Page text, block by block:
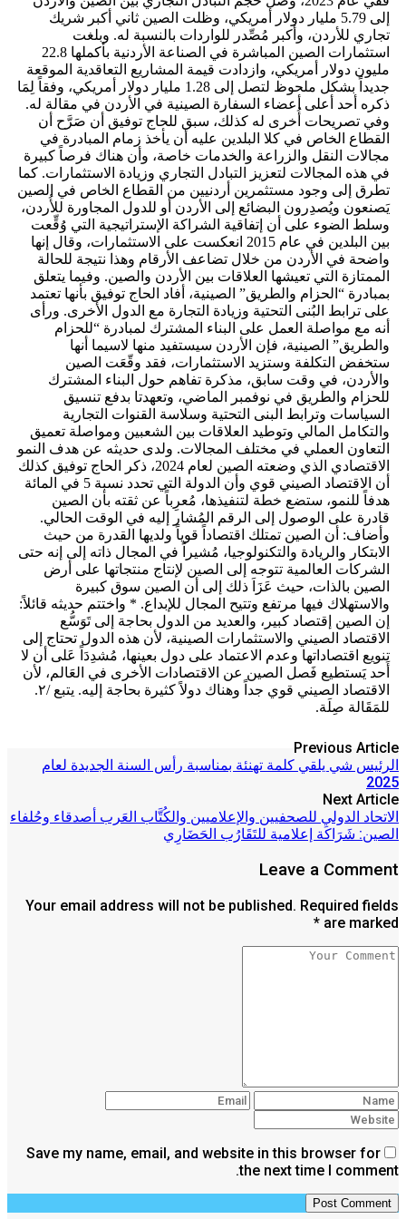
إلى 5.79 مليار دولار أمريكي، وظلت الصين ثاني أكبر شريك
تجاري للأردن، وأكبر مُصِّدر للواردات بالنسبة له. وبلغت
استثمارات الصين المباشرة في الصناعة الأردنية بأكملها 22.8
مليون دولار أمريكي، وازدادت قيمة المشاريع التعاقدية الموقعة
جديداً بشكل ملحوظ لتصل إلى 1.28 مليار دولار أمريكي، وفقاً لِمَا
ذكره أحد أعلى أعضاء السفارة الصينية في الأردن في مقالة له.
وفي تصريحات أُخرى له كذلك، سبق للحاج توفيق أن صَرَّح أن
القطاع الخاص في كلا البلدين عليه أن يأخذ زمام المبادرة في
مجالات النقل والزراعة والخدمات خاصة، وأن هناك فرصاً كبيرة
في هذه المجالات لتعزيز التبادل التجاري وزيادة الاستثمارات. كما
تطرق إلى وجود مستثمرين أردنيين من القطاع الخاص في الصين
يَصنعون ويُصدِرون البضائع إلى الأردن أو للدول المجاورة للأُردن،
وسلط الضوء على أن إتفاقية الشراكة الإستراتيجية التي وُقِّعت
بين البلدين في عام 2015 انعكست على الاستثمارات، وقال إنها
واضحة في الأردن من خلال تضاعف الأرقام وهذا نتيجة للحالة
الممتازة التي تعيشها العلاقات بين الأردن والصين. وفيما يتعلق
بمبادرة “الحزام والطريق” الصينية، أفاد الحاج توفيق بأنها تعتمد
على ترابط البُنى التحتية وزيادة التجارة مع الدول الأخرى. ورأى
أنه مع مواصلة العمل على البناء المشترك لمبادرة “للحزام
والطريق” الصينية، فإن الأردن سيستفيد منها لاسيما أنها
ستخفض التكلفة وستزيد الاستثمارات، فقد وقّعَت الصين
والأردن، في وقت سابق، مذكرة تفاهم حول البناء المشترك
للحزام والطريق في نوفمبر الماضي، وتعهدتا بدفع تنسيق
السياسات وترابط البنى التحتية وسلاسة القنوات التجارية
والتكامل المالي وتوطيد العلاقات بين الشعبين ومواصلة تعميق
التعاون العملي في مختلف المجالات. ولدى حديثه عن هدف النمو
الاقتصادي الذي وضعته الصين لعام 2024، ذكر الحاج توفيق كذلك
أن الاقتصاد الصيني قوي وأن الدولة التي تحدد نسبة 5 في المائة
هدفاً للنمو، ستضع خطة لتنفيذها، مُعرِباً عن ثقته بأن الصين
قادرة على الوصول إلى الرقم المُشار إليه في الوقت الحالي.
وأضاف: أن الصين تمتلك اقتصاداً قوياً ولديها القدرة من حيث
الابتكار والريادة والتكنولوجيا، مُشيراً في المجال ذاته إلى إنه حتى
الشركات العالمية تتوجه إلى الصين لإنتاج منتجاتها على أرض
الصين بالذات، حيث عَزَاَ ذلك إلى أن الصين سوق كبيرة
والاستهلاك فيها مرتفع وتتيح المجال للإبداع. * واختتم حديثه قائلاً:
إن الصين إقتصاد كبير، والعديد من الدول بحاجة إلى تَوَسُّع
الاقتصاد الصيني والاستثمارات الصينية، لأن هذه الدول تحتاج إلى
تنويع اقتصاداتها وعدم الاعتماد على دول بعينها، مُشدِدَاً عَلى أن لا
أَحد يَستطيع فَصل الصين عن الاقتصادات الأخرى في العَالم، لأن
الاقتصاد الصيني قوي جداً وهناك دولاً كثيرة بحاجة إليه. يتبع /٢.
للمَقَالة صِلَة.
Previous Article
الرئيس شي يلقي كلمة تهنئة بمناسبة رأس السنة الجديدة لعام
2025
Next Article
الاتحاد الدولي للصحفيين والإعلاميين والكُتَّاب العَرب أصدقاء وحُلفاء
الصين: شَرَاكَة إعلامية للتَقَارُب الحَضَارِي
Leave a Comment
Your email address will not be published. Required fields
are marked *
Save my name, email, and website in this browser for
the next time I comment.